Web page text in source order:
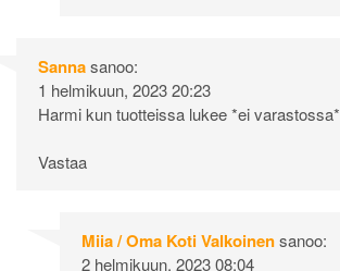
Sannasanoo:
1 helmikuun, 2023 20:23
Harmi kun tuotteissa lukee *ei varastossa*
Vastaa
Miia / Oma Koti Valkoinensanoo:
2 helmikuun, 2023 08:04